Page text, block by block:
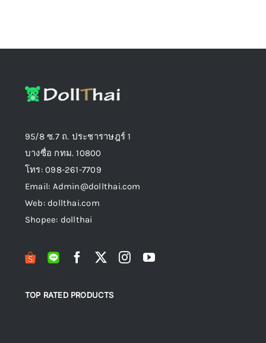
95/8 ซ.7 ถ. ประชาราษฎร์ 1
บางซื่อ กทม. 10800
โทร: 098-261-7709
Email: Admin@dollthai.com
Web: dollthai.com
Shopee: dollthai
TOP RATED PRODUCTS